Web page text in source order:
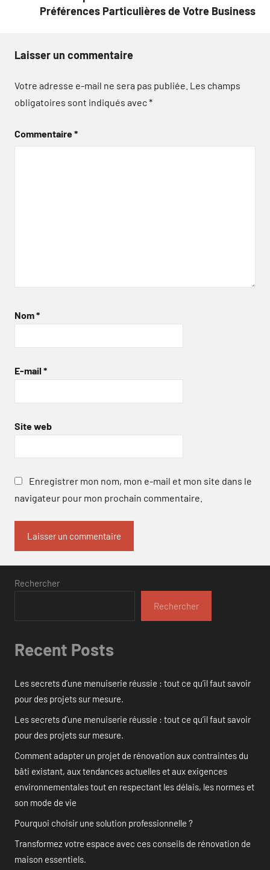
Préférences Particulières de Votre Business
Laisser un commentaire
Votre adresse e-mail ne sera pas publiée. Les champs
obligatoires sont indiqués avec*
Commentaire*
Nom*
E-mail *
Site web
Enregistrer mon nom, mon e-mail et mon site dans le
navigateur pour mon prochain commentaire.
Rechercher
Rechercher
Recent Posts
Les secrets d’une menuiserie réussie : tout ce qu’il faut savoir
pour des projets sur mesure.
Les secrets d’une menuiserie réussie : tout ce qu’il faut savoir
pour des projets sur mesure.
Comment adapter un projet de rénovation aux contraintes du
bâti existant, aux tendances actuelles et aux exigences
environnementales tout en respectant les délais, les normes et
son mode de vie
Pourquoi choisir une solution professionnelle ?
Transformez votre espace avec ces conseils de rénovation de
maison essentiels.